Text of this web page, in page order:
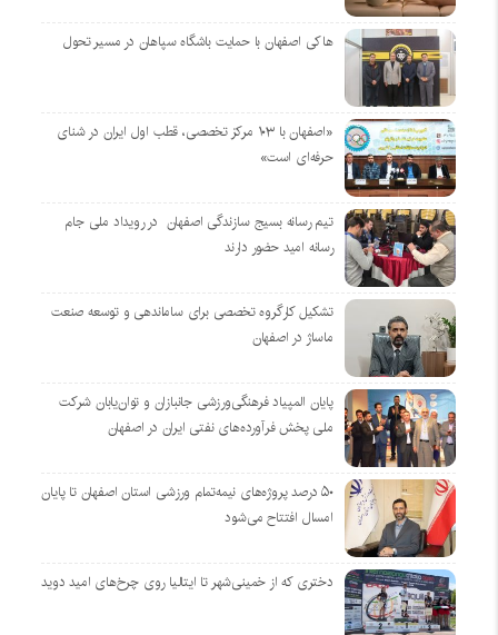
هاکی اصفهان با حمایت باشگاه سپاهان در مسیر تحول
«اصفهان با ۱۰۳ مرکز تخصصی، قطب اول ایران در شنای
حرفه‌ای است»
تیم رسانه بسیج سازندگی اصفهان در رویداد ملی جام
رسانه امید حضور دارند
تشکیل کارگروه تخصصی برای ساماندهی و توسعه صنعت
ماساژ در اصفهان
پایان المپیاد فرهنگی‌ورزشی جانبازان و توان‌یابان شرکت
ملی پخش فرآورده‌های نفتی ایران در اصفهان
۵۰ درصد پروژه‌های نیمه‌تمام ورزشی استان اصفهان تا پایان
امسال افتتاح می‌شود
دختری که از خمینی‌شهر تا ایتالیا روی چرخ‌های امید دوید